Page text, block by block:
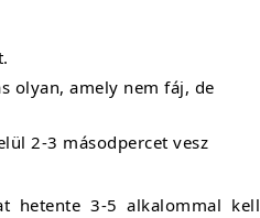
olyan, amely nem fáj, de
2-3 másodpercet vesz
hetente 3-5 alkalommal kell